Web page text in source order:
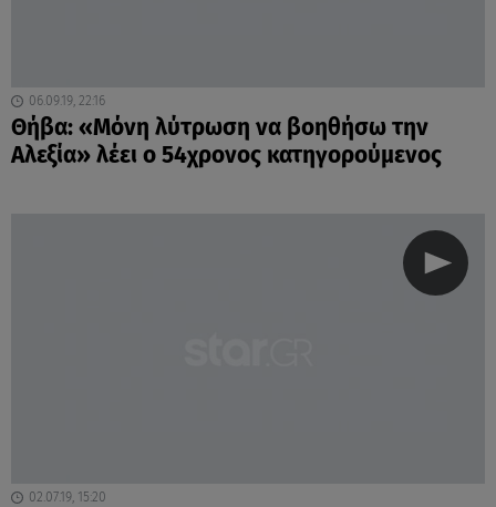
06.09.19, 22:16
Θήβα: «Μόνη λύτρωση να βοηθήσω την
Αλεξία» λέει ο 54χρονος κατηγορούμενος
02.07.19, 15:20